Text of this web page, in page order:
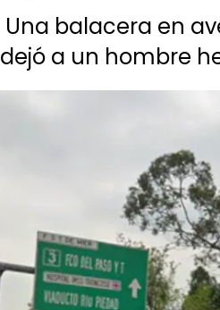
Una balacera en
dejó a un hombre